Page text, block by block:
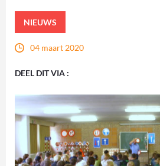
NIEUWS
04 maart 2020
DEEL DIT VIA :